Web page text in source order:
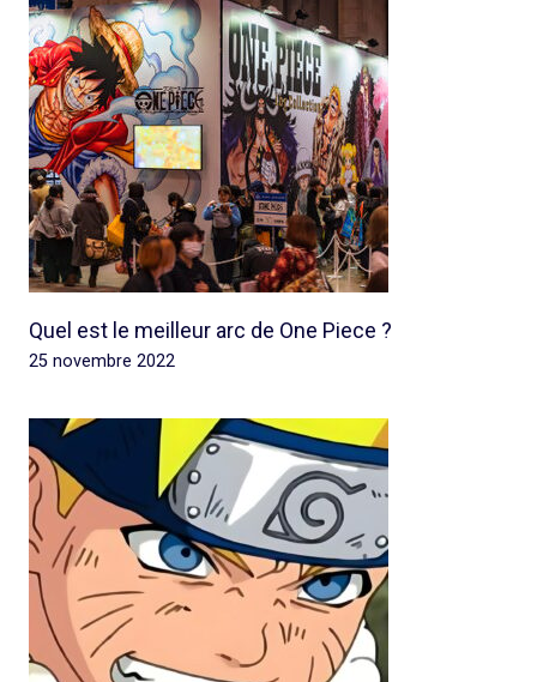
Quel est le meilleur arc de One Piece ?
25 novembre 2022